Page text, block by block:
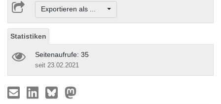
Exportieren als ...
Statistiken
Seitenaufrufe: 35
seit 23.02.2021